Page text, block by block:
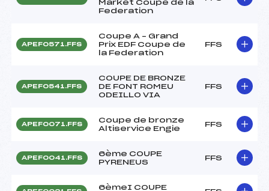
Market Coupe de la
Federation
APEF0571.FFS
Coupe A – Grand
Prix EDF Coupe de
la Federation
FFS
APEF0541.FFS
COUPE DE BRONZE
DE FONT ROMEU
ODEILLO VIA
FFS
APEF0071.FFS
Coupe de bronze
Altiservice Engie
FFS
APEF0041.FFS
6ème COUPE
PYRENEUS
FFS
6èmeI COUPE